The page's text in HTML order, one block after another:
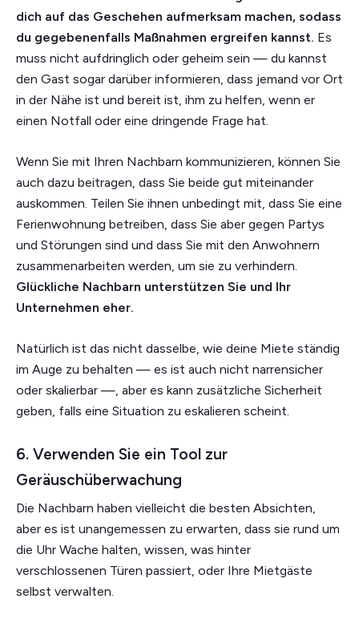
dich auf das Geschehen aufmerksam machen, sodass
du gegebenenfalls Maßnahmen ergreifen kannst. Es
muss nicht aufdringlich oder geheim sein — du kannst
den Gast sogar darüber informieren, dass jemand vor Ort
in der Nähe ist und bereit ist, ihm zu helfen, wenn er
einen Notfall oder eine dringende Frage hat.
Wenn Sie mit Ihren Nachbarn kommunizieren, können Sie
auch dazu beitragen, dass Sie beide gut miteinander
auskommen. Teilen Sie ihnen unbedingt mit, dass Sie eine
Ferienwohnung betreiben, dass Sie aber gegen Partys
und Störungen sind und dass Sie mit den Anwohnern
zusammenarbeiten werden, um sie zu verhindern.
Glückliche Nachbarn unterstützen Sie und Ihr
Unternehmen eher.
Natürlich ist das nicht dasselbe, wie deine Miete ständig
im Auge zu behalten — es ist auch nicht narrensicher
oder skalierbar —, aber es kann zusätzliche Sicherheit
geben, falls eine Situation zu eskalieren scheint.
6. Verwenden Sie ein Tool zur
Geräuschüberwachung
Die Nachbarn haben vielleicht die besten Absichten,
aber es ist unangemessen zu erwarten, dass sie rund um
die Uhr Wache halten, wissen, was hinter
verschlossenen Türen passiert, oder Ihre Mietgäste
selbst verwalten.